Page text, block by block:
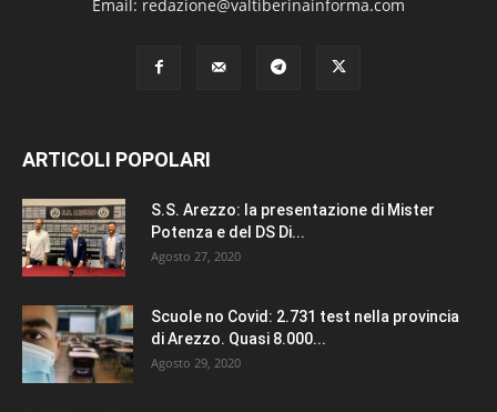
Email: redazione@valtiberinainforma.com
ARTICOLI POPOLARI
S.S. Arezzo: la presentazione di Mister
Potenza e del DS Di...
Agosto 27, 2020
Scuole no Covid: 2.731 test nella provincia
di Arezzo. Quasi 8.000...
Agosto 29, 2020